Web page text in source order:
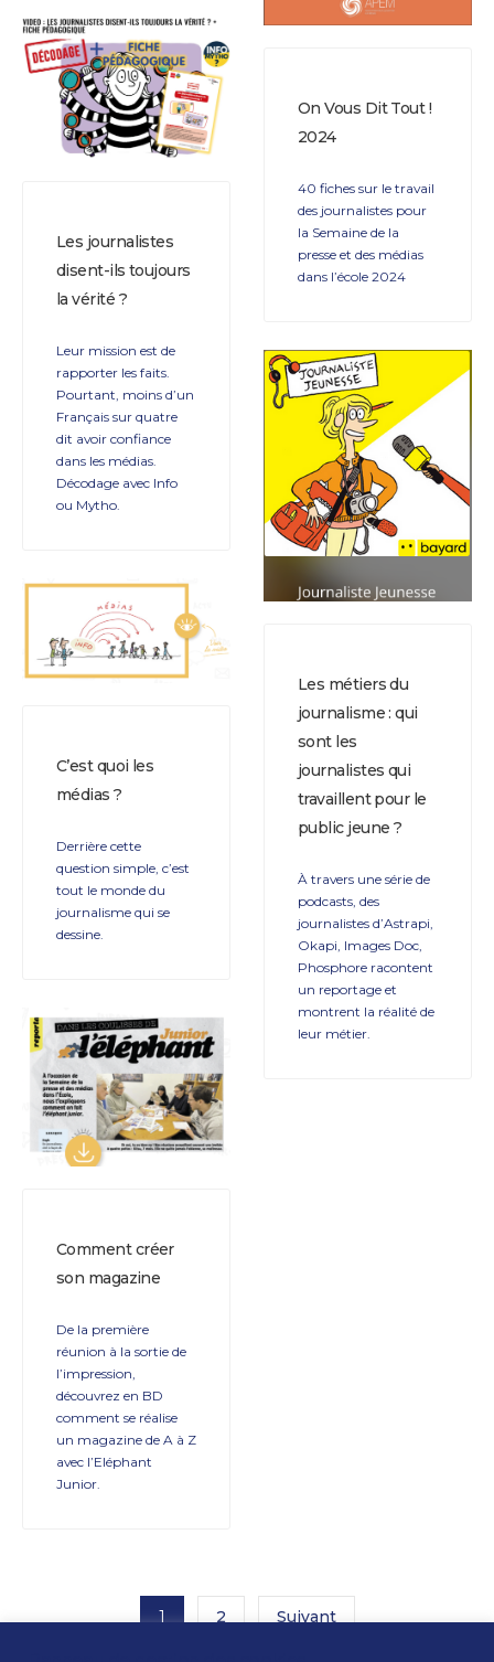
On Vous Dit Tout !
2024
40 fiches sur le travail
des journalistes pour
la Semaine de la
presse et des médias
dans l’école 2024
Les journalistes
disent-ils toujours
la vérité ?
Leur mission est de
rapporter les faits.
Pourtant, moins d’un
Français sur quatre
dit avoir confiance
dans les médias.
Décodage avec Info
ou Mytho.
Les métiers du
journalisme : qui
sont les
journalistes qui
travaillent pour le
public jeune ?
À travers une série de
podcasts, des
journalistes d’Astrapi,
Okapi, Images Doc,
Phosphore racontent
un reportage et
montrent la réalité de
leur métier.
C’est quoi les
médias ?
Derrière cette
question simple, c’est
tout le monde du
journalisme qui se
dessine.
Comment créer
son magazine
De la première
réunion à la sortie de
l’impression,
découvrez en BD
comment se réalise
un magazine de A à Z
avec l’Eléphant
Junior.
1 2 Suivant